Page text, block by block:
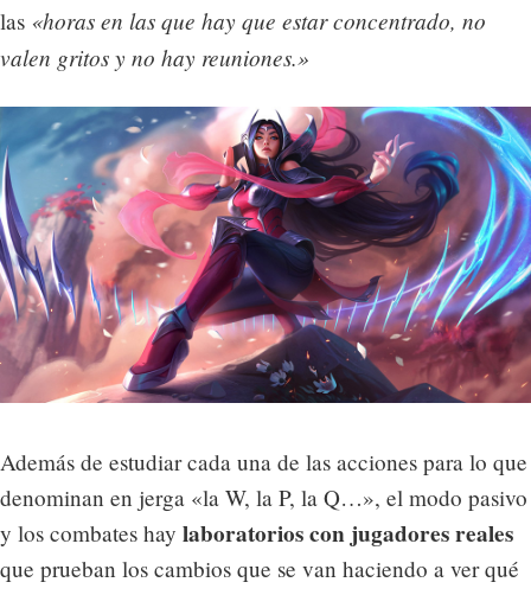
las «horas en las que hay que estar concentrado, no
valen gritos y no hay reuniones.»
Además de estudiar cada una de las acciones para lo que
denominan en jerga «la W, la P, la Q…», el modo pasivo
y los combates hay laboratorios con jugadores reales
que prueban los cambios que se van haciendo a ver qué